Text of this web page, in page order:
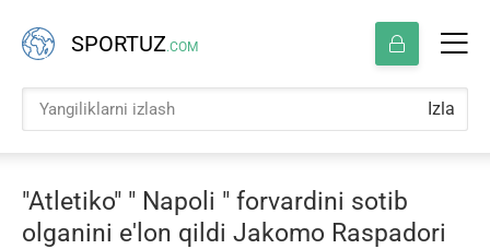
SPORTUZ.COM
Izla
"Atletiko" " Napoli " forvardini sotib
olganini e'lon qildi Jakomo Raspadori